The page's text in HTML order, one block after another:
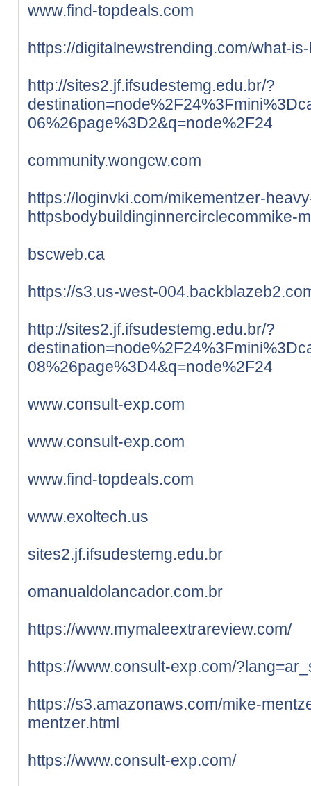
www.find-topdeals.com
https://digitalnewstrending.com/what-
http://sites2.jf.ifsudestemg.edu.br/?
06%26page%3D2&q=node%2F24
community.wongcw.com
https://loginvki.com/mikementzer-
httpsbodybuildinginnercirclecommike-
bscweb.ca
https://s3.us-west-
http://sites2.jf.ifsudestemg.edu.br/?
08%26page%3D4&q=node%2F24
www.consult-exp.com
www.consult-exp.com
www.find-topdeals.com
www.exoltech.us
sites2.jf.ifsudestemg.edu.br
omanualdolancador.com.br
https://www.mymaleextrareview.com/
https://www.consult-exp.com/
https://s3.amazonaws.com/mike-
mentzer.html
https://www.consult-exp.com/